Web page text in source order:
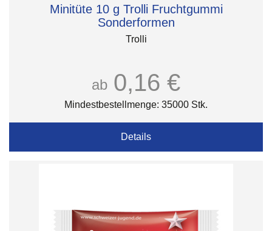
Minitüte 10 g Trolli Fruchtgummi
Sonderformen
Trolli
ab 0,16 €
Mindestbestellmenge: 35000 Stk.
Details